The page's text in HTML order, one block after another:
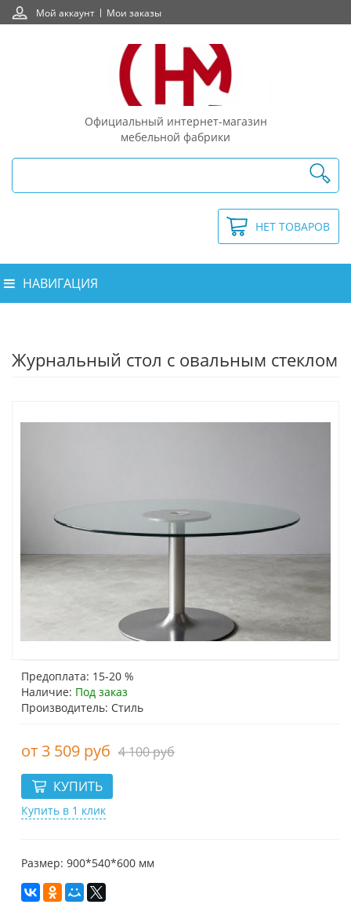
Мой аккаунт Мои заказы
Официальный интернет-магазин
мебельной фабрики
НЕТ ТОВАРОВ
НАВИГАЦИЯ
Журнальный стол с овальным стеклом
Предоплата: 15-20 %
Наличие: Под заказ
Производитель: Стиль
3 509 руб 4 100 руб
Купить в 1 клик
Размер: 900*540*600 мм